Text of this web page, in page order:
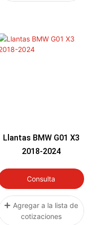
Llantas BMW G01 X3
2018-2024
Consulta
Agregar a la lista de
cotizaciones